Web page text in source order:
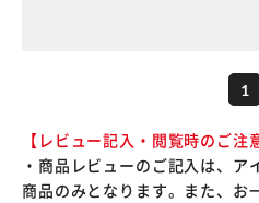
1
【レビュー記入・閲覧時のご注
・商品レビューのご記入は、
商品のみとなります。また、お